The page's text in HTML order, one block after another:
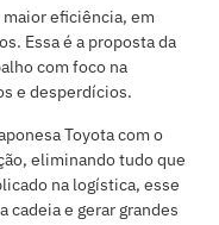
eficiência, em
Essa é a proposta da
com foco na
e desperdícios.
Toyota com o
eliminando tudo que
na logística, esse
e gerar grandes